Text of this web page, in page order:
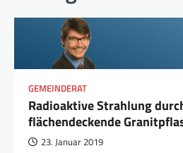
GEMEINDERAT
Radioaktive Strahlung
flächendeckende
23. Januar 2019